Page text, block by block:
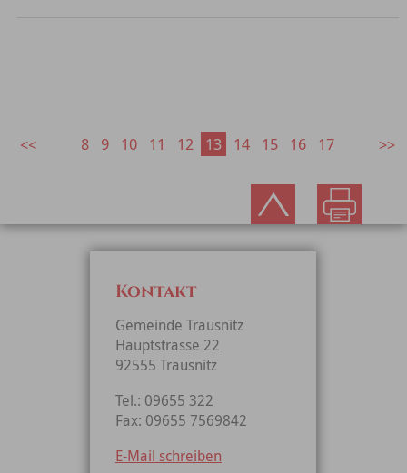
8 9 10 11 12 13 14 15 16 17
Kontakt
Gemeinde Trausnitz
Hauptstrasse 22
92555 Trausnitz
Tel.: 09655 322
Fax: 09655 7569842
E-Mail schreiben